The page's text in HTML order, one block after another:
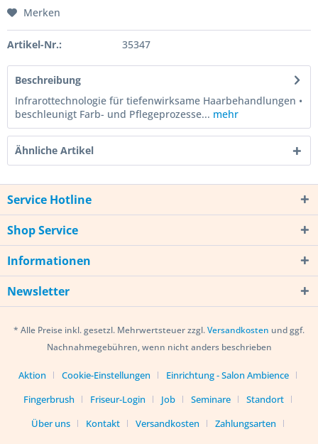
Merken
Artikel-Nr.: 35347
Beschreibung
Infrarottechnologie für tiefenwirksame Haarbehandlungen •
beschleunigt Farb- und Pflegeprozesse... mehr
Ähnliche Artikel
Service Hotline
Shop Service
Informationen
Newsletter
* Alle Preise inkl. gesetzl. Mehrwertsteuer zzgl.Versandkosten und ggf.
Nachnahmegebühren, wenn nicht anders beschrieben
Aktion Cookie-Einstellungen
Einrichtung - Salon Ambience
Fingerbrush
Friseur-Login Job Seminare
Standort
Über uns
Kontakt Versandkosten
Zahlungsarten